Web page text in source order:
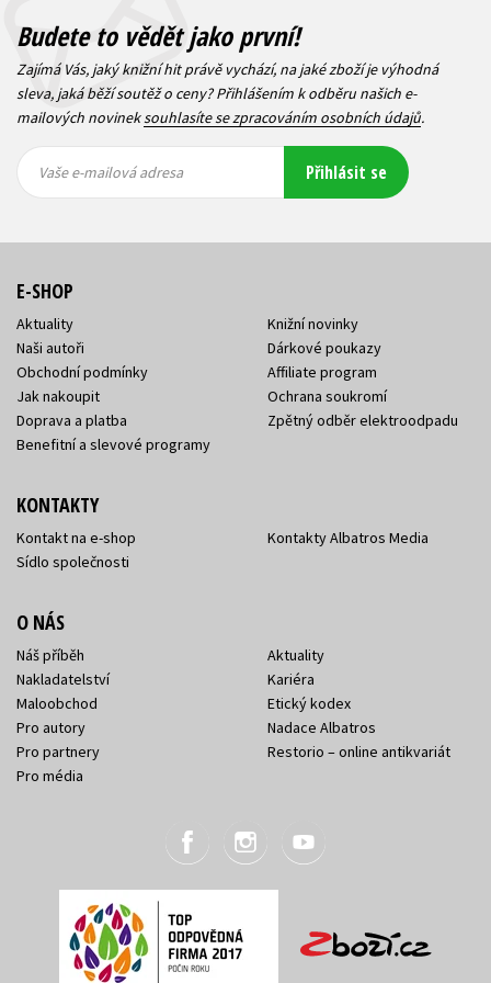
Budete to vědět jako první!
Zajímá Vás, jaký knižní hit právě vychází, na jaké zboží je výhodná
sleva, jaká běží soutěž o ceny? Přihlášením k odběru našich e-
mailových novineksouhlasíte se zpracováním osobních údajů.
mailová
mailová
Vaše e-mailová adresa Přihlásit se
E-SHOP
Aktuality
Naši autoři
Obchodní podmínky
Jak nakoupit
Doprava a platba
Benefitní a slevové programy
Knižní novinky
Dárkové poukazy
Affiliate program
Ochrana soukromí
Zpětný odběr elektroodpadu
KONTAKTY
Kontakt na e-shop
Sídlo společnosti
Kontakty Albatros Media
O NÁS
Náš příběh
Nakladatelství
Maloobchod
Pro autory
Pro partnery
Pro média
Aktuality
Kariéra
Etický kodex
Nadace Albatros
Restorio – online antikvariát